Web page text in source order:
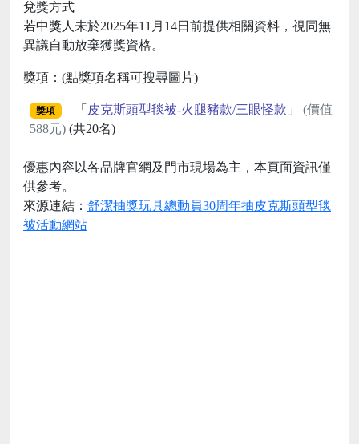
兌獎方式
若中獎人未於2025年11月14日前提供相關資料，視同無
異議自動放棄獲獎資格。
獎項：(點獎項名稱可搜尋圖片)
獎項 「 皮克斯頭型毯被-火腿豬款/三眼怪款 」 (價值
588元) (共20名)
優惠內容以各品牌官網及門市現場為主，本頁面資訊僅
供參考。
來源連結： 舒潔抽獎玩具總動員30周年抽皮克斯頭型毯
被活動網站